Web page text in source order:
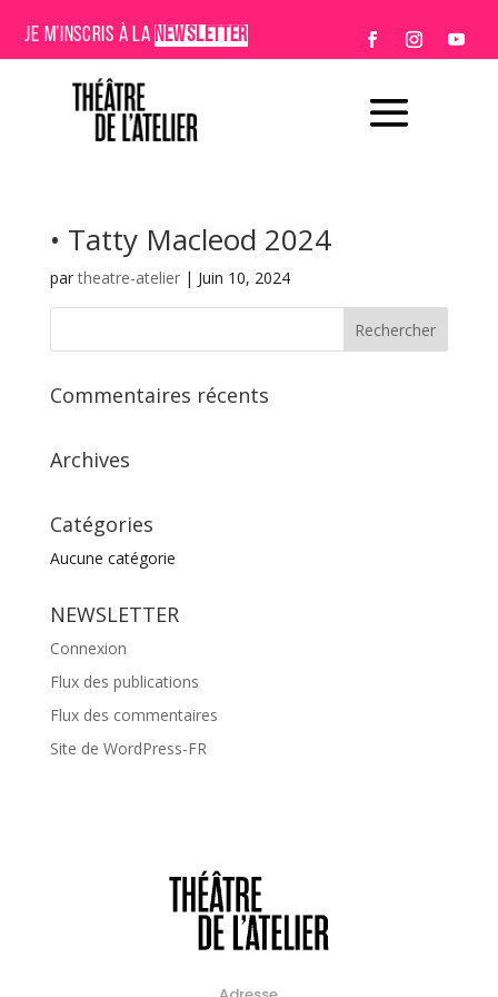
JE M’INSCRIS À LA NEWSLETTER
• Tatty Macleod 2024
partheatre-atelier| Juin 10, 2024
Commentaires récents
Archives
Catégories
Aucune catégorie
NEWSLETTER
Connexion
Flux des publications
Flux des commentaires
Site de WordPress-FR